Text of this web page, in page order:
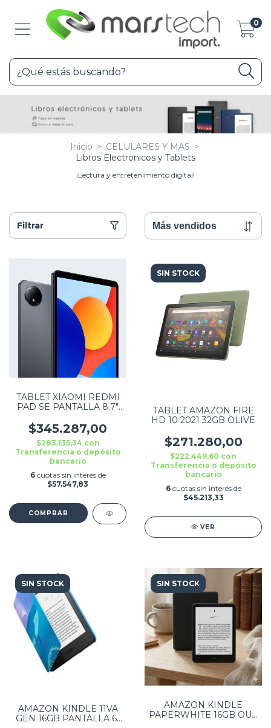
0
Inicio > CELULARES Y MAS >
Libros Electronicos y Tablets
¡Lectura y entretenimiento digital!
Filtrar
TABLET XIAOMI REDMI
PAD SE PANTALLA 8.7"
$345.287,00
$283.135,34 con
Transferencia o depósito
bancario
6 cuotas sin interés de
$57.547,83
SIN STOCK
TABLET AMAZON FIRE
HD 10 2021 32GB OLIVE
$271.280,00
$222.449,60 con
Transferencia o depósito
bancario
6 cuotas sin interés de
$45.213,33
VER
SIN STOCK
AMAZON KINDLE 11VA
GEN 16GB PANTALLA 6"
SIN STOCK
AMAZON KINDLE
PAPERWHITE 16GB OUR